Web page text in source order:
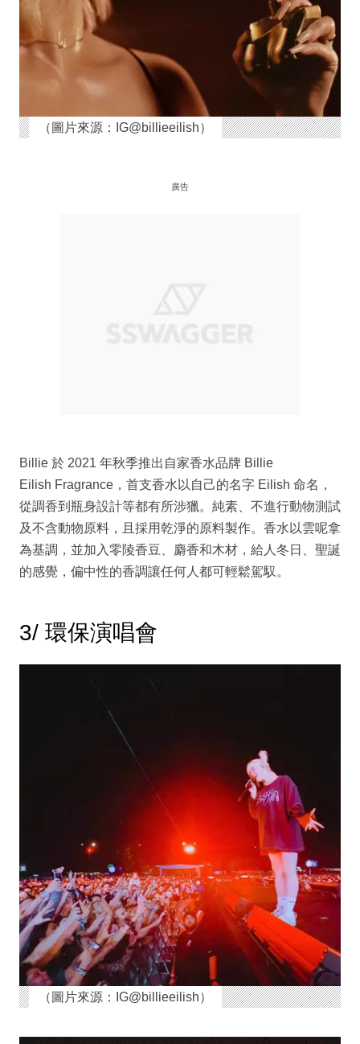
（圖片來源：IG@billieeilish）
廣告
Billie 於 2021 年秋季推出自家香水品牌 Billie
Eilish Fragrance，首支香水以自己的名字 Eilish 命名，
從調香到瓶身設計等都有所涉獵。純素、不進行動物測試
及不含動物原料，且採用乾淨的原料製作。香水以雲呢拿
為基調，並加入零陵香豆、麝香和木材，給人冬日、聖誕
的感覺，偏中性的香調讓任何人都可輕鬆駕馭。
3/ 環保演唱會
（圖片來源：IG@billieeilish）